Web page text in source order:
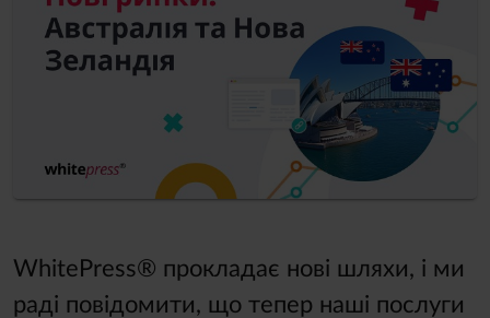
WhitePress® прокладає нові шляхи, і ми
раді повідомити, що тепер наші послуги